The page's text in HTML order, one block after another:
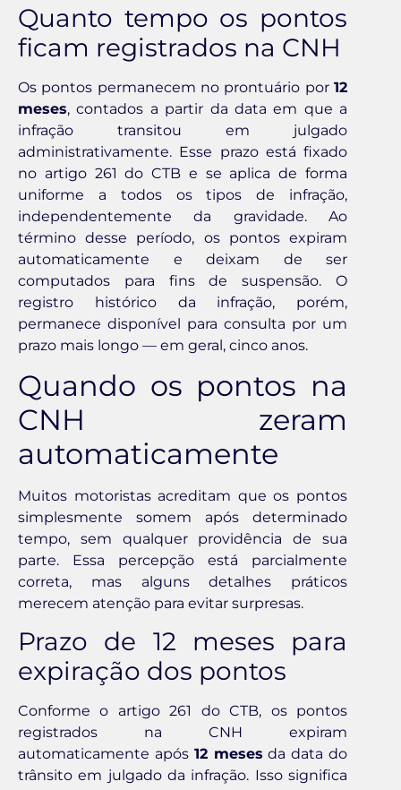
Quanto tempo os pontos
ficam registrados na CNH
Os pontos permanecem no prontuário por 12
meses, contados a partir da data em que a
infração transitou em julgado
administrativamente. Esse prazo está fixado
no artigo 261 do CTB e se aplica de forma
uniforme a todos os tipos de infração,
independentemente da gravidade. Ao
término desse período, os pontos expiram
automaticamente e deixam de ser
computados para fins de suspensão. O
registro histórico da infração, porém,
permanece disponível para consulta por um
prazo mais longo — em geral, cinco anos.
Quando os pontos na
CNH zeram
automaticamente
Muitos motoristas acreditam que os pontos
simplesmente somem após determinado
tempo, sem qualquer providência de sua
parte. Essa percepção está parcialmente
correta, mas alguns detalhes práticos
merecem atenção para evitar surpresas.
Prazo de 12 meses para
expiração dos pontos
Conforme o artigo 261 do CTB, os pontos
registrados na CNH expiram
automaticamente após 12 meses da data do
trânsito em julgado da infração. Isso significa